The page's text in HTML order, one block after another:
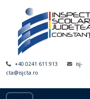
+40 0241 611 913
isj-
cta@isjcta.ro